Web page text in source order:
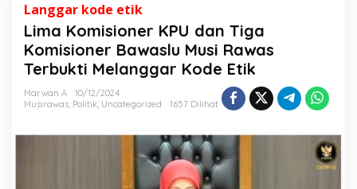
a
K
o
m
i
n
e
Langgar kode etik
Lima Komisioner KPU dan Tiga
Komisioner Bawaslu Musi Rawas
Terbukti Melanggar Kode Etik
Marwan A
10/12/2024
Musirawas, Politik, Uncategorized 1657 Dilihat